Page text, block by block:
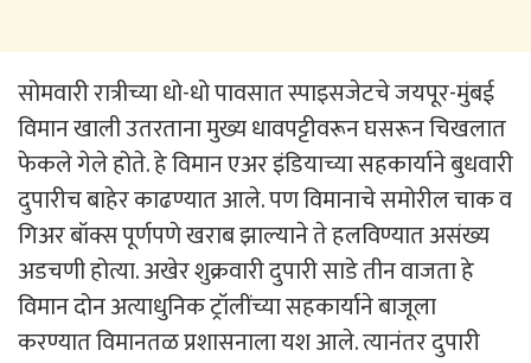
सोमवारी रात्रीच्या धो-धो पावसात स्पाइसजेटचे जयपूर-मुंबई
विमान खाली उतरताना मुख्य धावपट्टीवरून घसरून चिखलात
फेकले गेले होते. हे विमान एअर इंडियाच्या सहकार्याने बुधवारी
दुपारीच बाहेर काढण्यात आले. पण विमानाचे समोरील चाक व
गिअर बॉक्स पूर्णपणे खराब झाल्याने ते हलविण्यात असंख्य
अडचणी होत्या. अखेर शुक्रवारी दुपारी साडे तीन वाजता हे
विमान दोन अत्याधुनिक ट्रॉलींच्या सहकार्याने बाजूला
करण्यात विमानतळ प्रशासनाला यश आले. त्यानंतर दुपारी